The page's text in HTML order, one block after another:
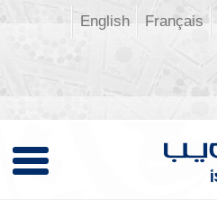
Français
English